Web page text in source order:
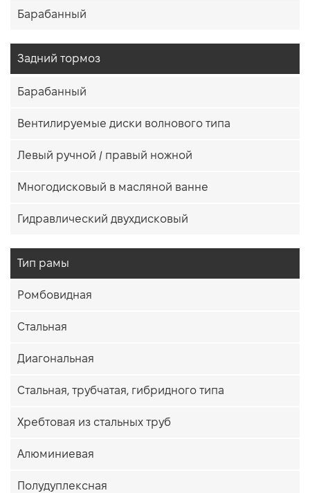
Барабанный
Задний тормоз
Барабанный
Вентилируемые диски волнового типа
Левый ручной / правый ножной
Многодисковый в масляной ванне
Гидравлический двухдисковый
Тип рамы
Ромбовидная
Стальная
Диагональная
Стальная, трубчатая, гибридного типа
Хребтовая из стальных труб
Алюминиевая
Полудуплексная